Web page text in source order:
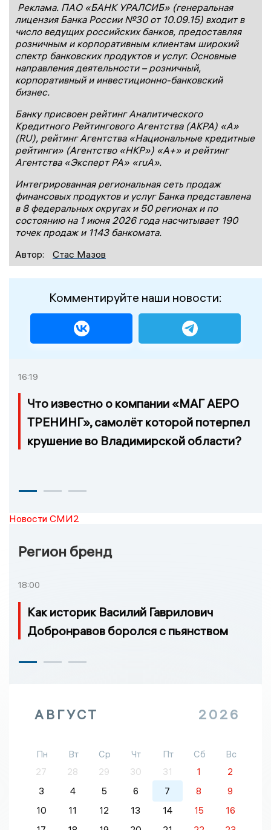
Реклама. ПАО «БАНК УРАЛСИБ» (генеральная
лицензия Банка России №30 от 10.09.15) входит в
число ведущих российских банков, предоставляя
розничным и корпоративным клиентам широкий
спектр банковских продуктов и услуг. Основные
направления деятельности – розничный,
корпоративный и инвестиционно-банковский
бизнес.
Банку присвоен рейтинг Аналитического
Кредитного Рейтингового Агентства (АКРА) «А»
(RU), рейтинг Агентства «Национальные кредитные
рейтинги» (Агентство «НКР») «А+» и рейтинг
Агентства «Эксперт РА» «ruА».
Интегрированная региональная сеть продаж
финансовых продуктов и услуг Банка представлена
в 8 федеральных округах и 50 регионах и по
состоянию на 1 июня 2026 года насчитывает 190
точек продаж и 1143 банкомата.
Автор:
Стас Мазов
Комментируйте наши новости:
16:19
Что известно о компании «МАГ АЕРО
ТРЕНИНГ», самолёт которой потерпел
крушение во Владимирской области?
Новости СМИ2
Регион бренд
18:00
Как историк Василий Гаврилович
Добронравов боролся с пьянством
АВГУСТ 2026
Пн Вт Ср Чт Пт Сб
Вс
27
28 29 30 31 1
2
3
4 5 6 7 8
9
10
11 12 13 14 15
16